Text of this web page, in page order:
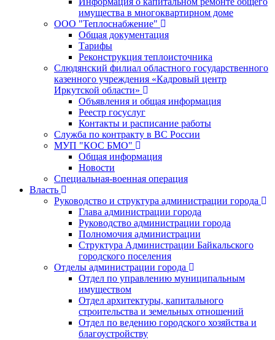
имущества в многоквартирном доме
ООО "Теплоснабжение"
Общая документация
Тарифы
Реконструкция теплоисточника
Слюдянский филиал областного государственного
казенного учреждения «Кадровый центр
Иркутской области»
Объявления и общая информация
Реестр госуслуг
Контакты и расписание работы
Служба по контракту в ВС России
МУП "КОС БМО"
Общая информация
Новости
Специальная-военная операция
Власть
Руководство и структура администрации города
Глава администрации города
Руководство администрации города
Полномочия администрации
Структура Администрации Байкальского
городского поселения
Отделы администрации города
Отдел по управлению муниципальным
имуществом
Отдел архитектуры, капитального
строительства и земельных отношений
Отдел по ведению городского хозяйства и
благоустройству